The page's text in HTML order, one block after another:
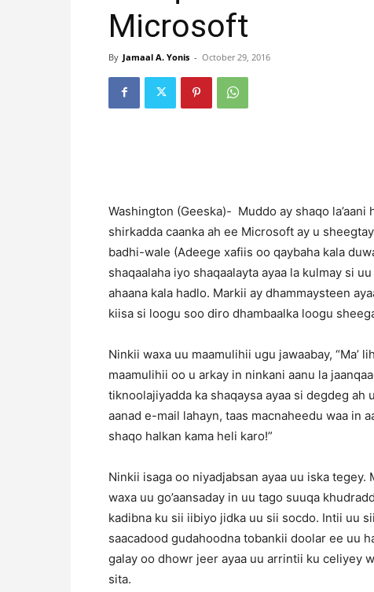
Microsoft
By Jamaal A. Yonis - October 29, 2016
Washington (Geeska)- Muddo ay shaqo
shirkadda caanka ah ee Microsoft ay u
badhi-wale (Adeege xafiis oo qaybaha kala
shaqaalaha iyo shaqaalayta ayaa la kulmay si
ahaana kala hadlo. Markii ay dhammaysteen
kiisa si loogu soo diro dhambaalka loogu
Ninkii waxa uu maamulihii ugu jawaabay, “Ma’
maamulihii oo u arkay in ninkani aanu la
tiknoolajiyadda ka shaqaysa ayaa si degdeg ah
aanad e-mail lahayn, taas macnaheedu waa in
shaqo halkan kama heli karo!”
Ninkii isaga oo niyadjabsan ayaa uu iska
waxa uu go’aansaday in uu tago suuqa
kadibna ku sii iibiyo jidka uu sii socdo. Intii uu
saacadood gudahoodna tobankii doolar ee uu
galay oo dhowr jeer ayaa uu arrintii ku celiyey
sita.